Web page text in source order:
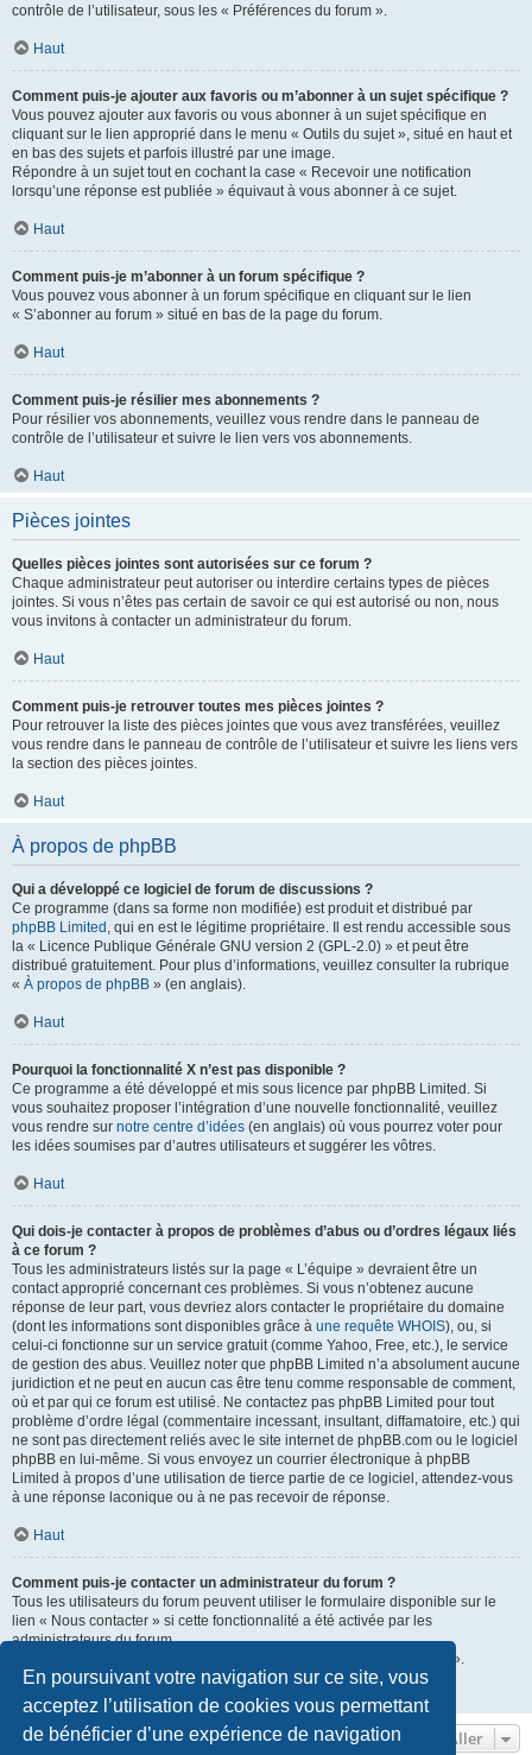
En poursuivant votre navigation sur ce site, vous
acceptez l’utilisation de cookies vous permettant
de bénéficier d’une expérience de navigation
contrôle de l’utilisateur, sous les « Préférences du forum ».
Haut
Comment puis-je ajouter aux favoris ou m’abonner à un sujet spécifique ?
Vous pouvez ajouter aux favoris ou vous abonner à un sujet spécifique en
cliquant sur le lien approprié dans le menu « Outils du sujet », situé en haut et
en bas des sujets et parfois illustré par une image.
Répondre à un sujet tout en cochant la case « Recevoir une notification
lorsqu’une réponse est publiée » équivaut à vous abonner à ce sujet.
Haut
Comment puis-je m’abonner à un forum spécifique ?
Vous pouvez vous abonner à un forum spécifique en cliquant sur le lien
« S’abonner au forum » situé en bas de la page du forum.
Haut
Comment puis-je résilier mes abonnements ?
Pour résilier vos abonnements, veuillez vous rendre dans le panneau de
contrôle de l’utilisateur et suivre le lien vers vos abonnements.
Haut
Pièces jointes
Quelles pièces jointes sont autorisées sur ce forum ?
Chaque administrateur peut autoriser ou interdire certains types de pièces
jointes. Si vous n’êtes pas certain de savoir ce qui est autorisé ou non, nous
vous invitons à contacter un administrateur du forum.
Haut
Comment puis-je retrouver toutes mes pièces jointes ?
Pour retrouver la liste des pièces jointes que vous avez transférées, veuillez
vous rendre dans le panneau de contrôle de l’utilisateur et suivre les liens vers
la section des pièces jointes.
Haut
À propos de phpBB
Qui a développé ce logiciel de forum de discussions ?
Ce programme (dans sa forme non modifiée) est produit et distribué par
phpBB Limited , qui en est le légitime propriétaire. Il est rendu accessible sous
la « Licence Publique Générale GNU version 2 (GPL-2.0) » et peut être
distribué gratuitement. Pour plus d’informations, veuillez consulter la rubrique
« À propos de phpBB » (en anglais).
Haut
Pourquoi la fonctionnalité X n’est pas disponible ?
Ce programme a été développé et mis sous licence par phpBB Limited. Si
vous souhaitez proposer l’intégration d’une nouvelle fonctionnalité, veuillez
vous rendre sur notre centre d’idées (en anglais) où vous pourrez voter pour
les idées soumises par d’autres utilisateurs et suggérer les vôtres.
Haut
Qui dois-je contacter à propos de problèmes d’abus ou d’ordres légaux liés
à ce forum ?
Tous les administrateurs listés sur la page « L’équipe » devraient être un
contact approprié concernant ces problèmes. Si vous n’obtenez aucune
réponse de leur part, vous devriez alors contacter le propriétaire du domaine
(dont les informations sont disponibles grâce à une requête WHOIS), ou, si
celui-ci fonctionne sur un service gratuit (comme Yahoo, Free, etc.), le service
de gestion des abus. Veuillez noter que phpBB Limited n’a absolument aucune
juridiction et ne peut en aucun cas être tenu comme responsable de comment,
où et par qui ce forum est utilisé. Ne contactez pas phpBB Limited pour tout
problème d’ordre légal (commentaire incessant, insultant, diffamatoire, etc.) qui
ne sont pas directement reliés avec le site internet de phpBB.com ou le logiciel
phpBB en lui-même. Si vous envoyez un courrier électronique à phpBB
Limited à propos d’une utilisation de tierce partie de ce logiciel, attendez-vous
à une réponse laconique ou à ne pas recevoir de réponse.
Haut
Comment puis-je contacter un administrateur du forum ?
Tous les utilisateurs du forum peuvent utiliser le formulaire disponible sur le
lien « Nous contacter » si cette fonctionnalité a été activée par les
administrateurs du forum.
Les membres du forum peuvent également utiliser le lien « L’équipe ».
Aller